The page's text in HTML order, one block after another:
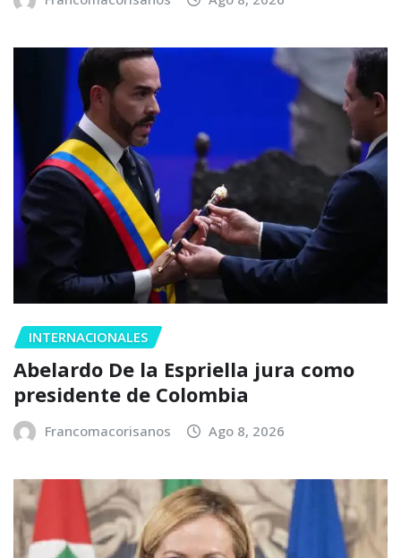
INTERNACIONALES
Abelardo De la Espriella jura como
presidente de Colombia
Francomacorisanos Ago 8, 2026